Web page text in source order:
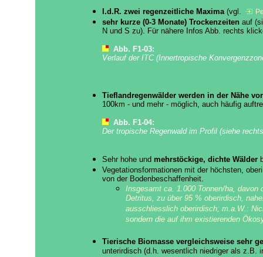
I.d.R. zwei regenzeitliche Maxima(vgl.
sehr kurze (0-3 Monate) Trockenzeiten auf
N und S zu). Für nähere Infos Abb. rechts
Abb. F1-03:
Verlauf der ITC (Innertropische
Tieflandregenwälder werden in der Nähe
100km - und mehr - möglich, auch häufig
Abb. F1-04:
Der tropische Regenwald im Profil (siehe
Sehr hohe und mehrstöckige, dichte Wälder
Vegetationsformationen mit der höchsten,
von der Bodenbeschaffenheit.
Insgesamt ca. 1.000 Tonnen/ha,
Detritus, zu über 95 % oberirdisch,
ausschliesslich oberirdisch; m.a.W.:
sondern die auf ihm existierenden
Tierische Biomasse vergleichsweise sehr
unterirdisch (d.h. wesentlich niedriger als z.B.